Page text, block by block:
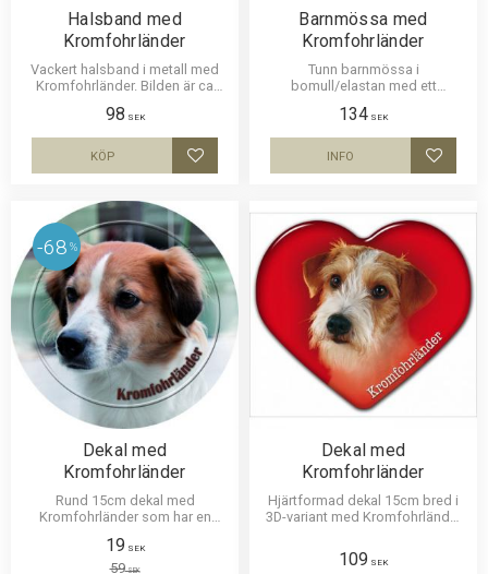
Halsband med
Kromfohrländer
Vackert halsband i metall med
Kromfohrländer. Bilden är ca
för att vara hållbar och ge ett
intryck av djup i bilden. Läderrem
som man kan anpassa till
98 SEK
Lägg till i favoriter
KÖP
Barnmössa med
Kromfohrländer
Tunn barnmössa i
bomull/elastan med ett
Kromfohrländer. Mössan finns i
flera färger.
134 SEK
Lägg
INFO
Dekal med
Kromfohrländer
Rund 15cm dekal med
Kromfohrländer som har en
någon av våra skyltar, bilruta
m.m.
19 SEK
59SEK
68 %
Dekal med
Kromfohrländer
Hjärtformad dekal 15cm bred i
3D-variant med Kromfohrländer
montering på bilruta m.m.
109 SEK